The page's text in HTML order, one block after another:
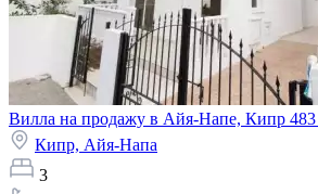
Вилла на продажу в Айя-Напе, Кипр
Кипр, Айя-Напа
3